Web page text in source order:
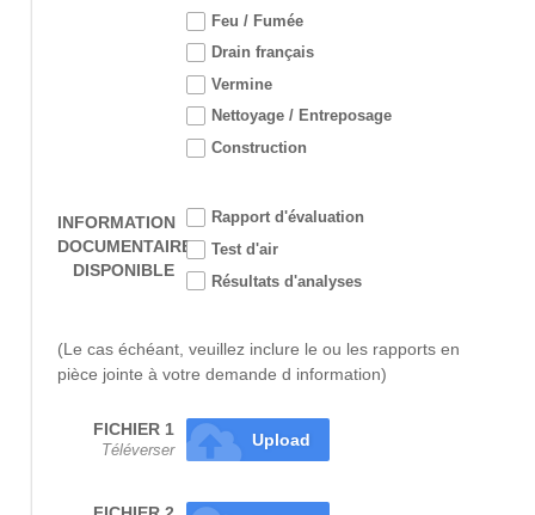
Feu / Fumée
Drain français
Vermine
Nettoyage / Entreposage
Construction
INFORMATION
DOCUMENTAIRE
DISPONIBLE
Rapport d'évaluation
Test d'air
Résultats d'analyses
(Le cas échéant, veuillez inclure le ou les rapports en
pièce jointe à votre demande d information)
FICHIER 1
Téléverser
Upload